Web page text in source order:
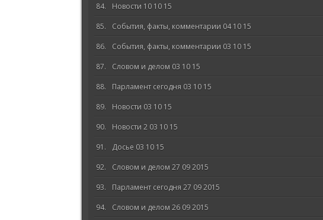
Новости 10 10 15
События, факты, комментарии 04 10 15
События, факты, комментарии 03 10 15
Словом и делом 03 10 15
Парламент сегодня 03 10 15
Новости 03 10 15
Новости 2 03 10 15
Досье 03 10 15
Словом и делом 27 09 2015
Парламент сегодня 27 09 2015
Словом и делом 26 09 2015